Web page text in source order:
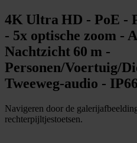
4K Ultra HD - PoE -
- 5x optische zoom -
Nachtzicht 60 m -
Personen/Voertuig/
Tweeweg‑audio - IP66
Navigeren door de
rechterpijltjestoetsen.